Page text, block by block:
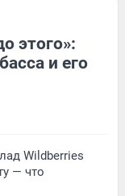
этого»:
и его
Wildberries
— что